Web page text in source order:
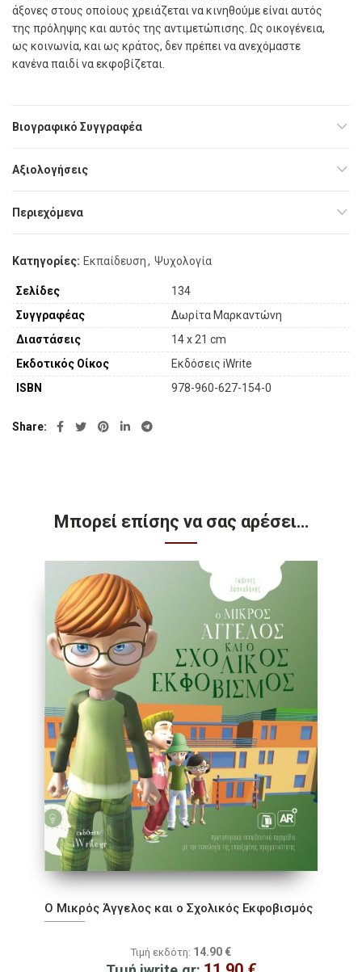
άξονες στους οποίους χρειάζεται να κινηθούµε είναι αυτός
της πρόληψης και αυτός της αντιµετώπισης. Ως οικογένεια,
ως κοινωνία, και ως κράτος, δεν πρέπει να ανεχόµαστε
κανένα παιδί να εκφοβίζεται.
Βιογραφικό Συγγραφέα
Αξιολογήσεις
Περιεχόμενα
Κατηγορίες: Εκπαίδευση, Ψυχολογία
Σελίδες
134
Συγγραφέας
Δωρίτα Μαρκαντώνη
Διαστάσεις
14 x 21 cm
Εκδοτικός Οίκος
Εκδόσεις iWrite
ISBN
978-960-627-154-0
Share
Μπορεί επίσης να σας αρέσει…
Ο Μικρός Άγγελος και ο Σχολικός Εκφοβισμός
Τιμή εκδότη: 14.90 €